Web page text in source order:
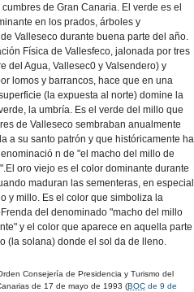
de Gran Canaria. El verde es el
en los prados, árboles y
Valleseco durante buena parte del año.
Física de Vallesfeco, jalonada por tres
del Agua, Vallesec0 y Valsendero) y
lomos y barrancos, hace que en una
(la expuesta al norte) domine la
la umbría. Es el verde del millo que
de Valleseco sembraban anualmente
a su santo patrón y que históricamente ha
n de "el macho del millo de
oro viejo es el color dominante durante
maduran las sementeras, en especial
y millo. Es el color que simboliza la
del denominado "macho del millo
y el color que aparece en aquella parte
(la solana) donde el sol da de lleno.
Consejerí­a de Presidencia y Turismo del
de 17 de mayo de 1993 (BOC de 9 de